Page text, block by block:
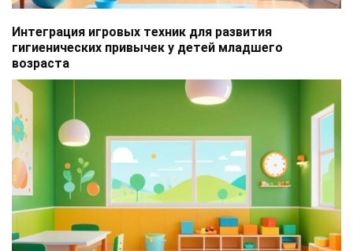
Интеграция игровых техник для развития
гигиенических привычек у детей младшего
возраста